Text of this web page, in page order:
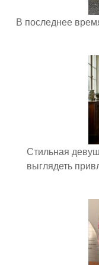
В последнее
Стильная
выглядеть